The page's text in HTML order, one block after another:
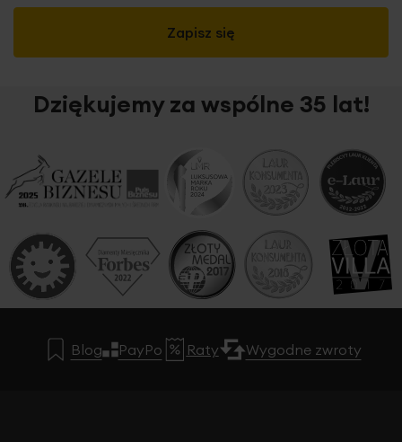
Zapisz się
Dziękujemy za wspólne 35 lat!
Blog PayPo Raty Wygodne zwroty